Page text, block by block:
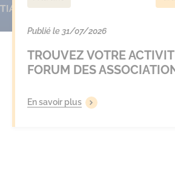
Publié le 31/07/2026
TROUVEZ VOTRE
FORUM DES
En savoir plus